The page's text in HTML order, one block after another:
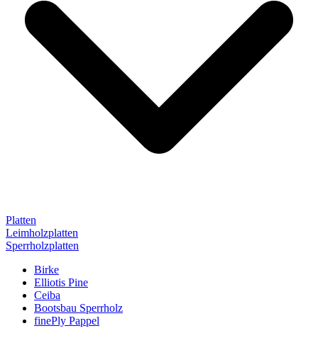
Platten
Leimholzplatten
Sperrholzplatten
Birke
Elliotis Pine
Ceiba
Bootsbau Sperrholz
finePly Pappel